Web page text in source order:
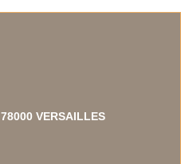
VERSAILLES